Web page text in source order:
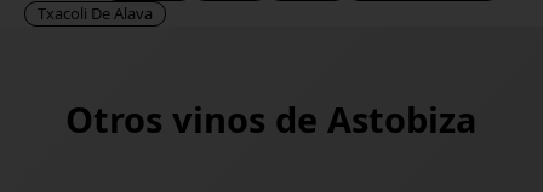
Txacoli De Alava
Otros vinos de Astobiza